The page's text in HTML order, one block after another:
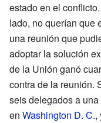
estado en el
lado, no querían que
una reunión que
adoptar la solución
de la Unión ganó
contra de la reunión.
seis delegados a
en Washington D. C.,